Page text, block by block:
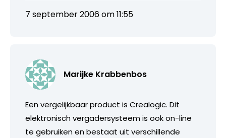
7 september 2006 om 11:55
Marijke Krabbenbos
Een vergelijkbaar product is Crealogic. Dit
elektronisch vergadersysteem is ook on-line
te gebruiken en bestaat uit verschillende